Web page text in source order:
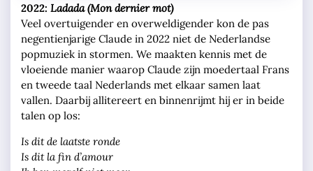
2022: Ladada (Mon dernier mot)
Veel overtuigender en overweldigender kon de pas
negentienjarige Claude in 2022 niet de Nederlandse
popmuziek in stormen. We maakten kennis met de
vloeiende manier waarop Claude zijn moedertaal Frans
en tweede taal Nederlands met elkaar samen laat
vallen. Daarbij allitereert en binnenrijmt hij er in beide
talen op los:
Is dit de laatste ronde
Is dit la fin d’amour